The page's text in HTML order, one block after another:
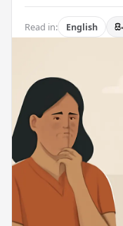
Read in: English